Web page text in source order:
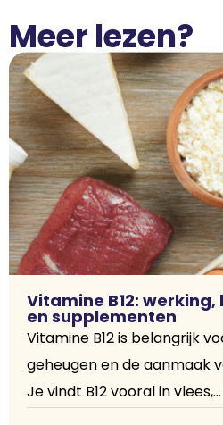
Meer lezen?
Vitamine B12:
en supplementen
Vitamine B12 is belangrijk
geheugen en de aanmaak
Je vindt B12 vooral in vlees,...